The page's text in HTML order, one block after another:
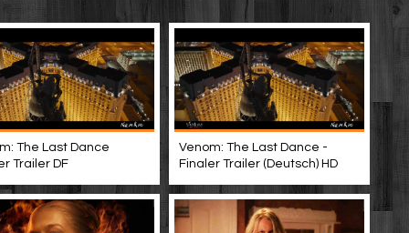
The Last Dance
Trailer DF
Venom: The Last Dance -
Finaler Trailer (Deutsch) HD